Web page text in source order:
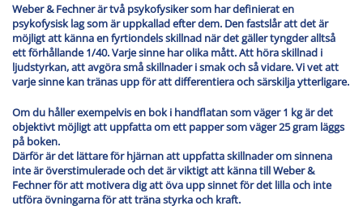
Weber & Fechner är två psykofysiker som har definierat en
psykofysisk lag som är uppkallad efter dem. Den fastslår att det är
möjligt att känna en fyrtiondels skillnad när det gäller tyngder alltså
ett förhållande 1/40. Varje sinne har olika mått. Att höra skillnad i
ljudstyrkan, att avgöra små skillnader i smak och så vidare. Vi vet att
varje sinne kan tränas upp för att differentiera och särskilja ytterligare.
Om du håller exempelvis en bok i handflatan som väger 1 kg är det
objektivt möjligt att uppfatta om ett papper som väger 25 gram läggs
på boken.
Därför är det lättare för hjärnan att uppfatta skillnader om sinnena
inte är överstimulerade och det är viktigt att känna till Weber &
Fechner för att motivera dig att öva upp sinnet för det lilla och inte
utföra övningarna för att träna styrka och kraft.